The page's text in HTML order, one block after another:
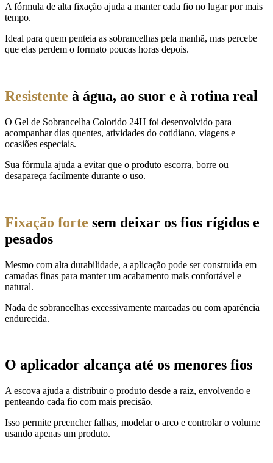
A fórmula de alta fixação ajuda a manter cada fio no lugar por mais
tempo.
Ideal para quem penteia as sobrancelhas pela manhã, mas percebe
que elas perdem o formato poucas horas depois.
Resistente à água, ao suor e à rotina real
O Gel de Sobrancelha Colorido 24H foi desenvolvido para
acompanhar dias quentes, atividades do cotidiano, viagens e
ocasiões especiais.
Sua fórmula ajuda a evitar que o produto escorra, borre ou
desapareça facilmente durante o uso.
Fixação forte sem deixar os fios rígidos e
pesados
Mesmo com alta durabilidade, a aplicação pode ser construída em
camadas finas para manter um acabamento mais confortável e
natural.
Nada de sobrancelhas excessivamente marcadas ou com aparência
endurecida.
O aplicador alcança até os menores fios
A escova ajuda a distribuir o produto desde a raiz, envolvendo e
penteando cada fio com mais precisão.
Isso permite preencher falhas, modelar o arco e controlar o volume
usando apenas um produto.